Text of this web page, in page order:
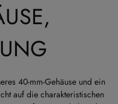
40-mm-Gehäuse und ein
auf die charakteristischen